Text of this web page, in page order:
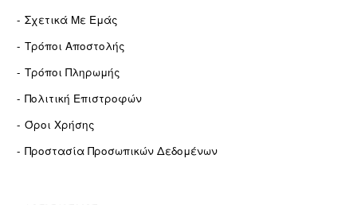
Σχετικά Με Εμάς
Τρόποι Αποστολής
Τρόποι Πληρωμής
Πολιτική Επιστροφών
Όροι Χρήσης
Προστασία Προσωπικών Δεδομένων